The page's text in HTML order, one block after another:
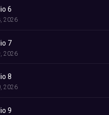
6
2026
7
2026
8
2026
9